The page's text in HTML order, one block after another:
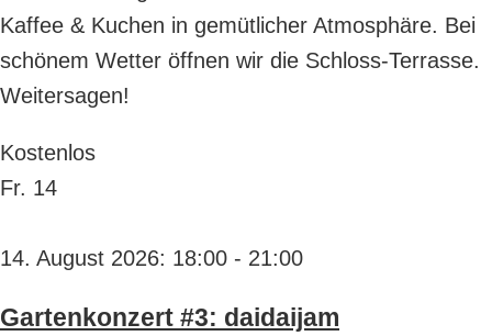
Kaffee & Kuchen in gemütlicher Atmosphäre. Bei
schönem Wetter öffnen wir die Schloss-Terrasse.
Weitersagen!
Kostenlos
Fr. 14
14. August 2026: 18:00 - 21:00
Gartenkonzert #3: daidaijam